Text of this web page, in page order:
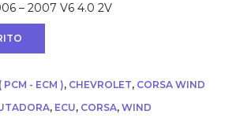
– 2007 V6 4.0 2V
PCM - ECM ), CHEVROLET, CORSA WIND
, ECU, CORSA, WIND